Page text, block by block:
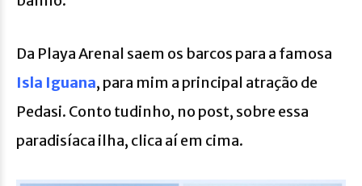
Da Playa Arenal saem os barcos para a famosa
Isla Iguana, para mim a principal atração de
Pedasi. Conto tudinho, no post, sobre essa
paradisíaca ilha, clica aí em cima.